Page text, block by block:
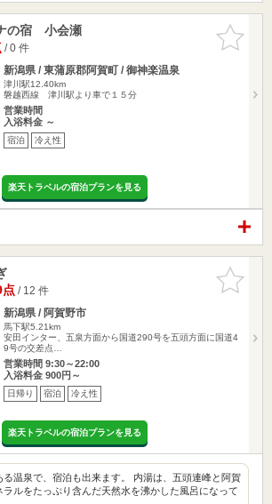
お気に入
りに追加
の宿 小会瀬
/ 0 件
新潟県 / 東蒲原郡阿賀町 / 御神楽温泉
津川駅12.40km
磐越西線 津川駅より車で１５分
営業時間
入浴料金 ～
宿泊 冷え性
楽天トラベルの宿泊プランを見る
お気に入
りに追加
点/ 12 件
新潟県 / 阿賀野市
馬下駅5.21km
安田インター、五泉方面から国道290号を五頭方面に国道4
9号の交差点…
営業時間 9:30～22:00
入浴料金 900円～
日帰り 宿泊 冷え性
楽天トラベルの宿泊プランを見る
る温泉で、宿泊も出来ます。 内湯は、五頭連峰と阿賀
ラルをたっぷり含んだ天然水を沸かした風呂になって